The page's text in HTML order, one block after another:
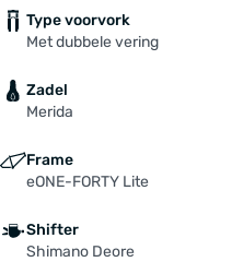
Type voorvork
Met dubbele vering
Zadel
Merida
Frame
eONE-FORTY Lite
Shifter
Shimano Deore